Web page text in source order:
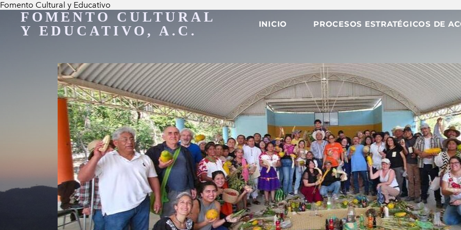
Fomento Cultural y Educativo
FOMENTO CULTURAL
Y EDUCATIVO, A.C.
INICIO PROCESOS ESTRATÉGICOS DE